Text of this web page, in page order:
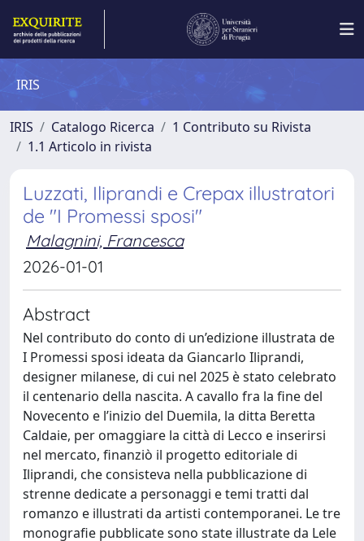
IRIS
IRIS Catalogo Ricerca
1 Contributo su Rivista
1.1 Articolo in rivista
Luzzati, Iliprandi e Crepax illustratori
de "I Promessi sposi"
Malagnini, Francesca
2026-01-01
Abstract
Nel contributo do conto di un’edizione illustrata de
I Promessi sposi ideata da Giancarlo Iliprandi,
designer milanese, di cui nel 2025 è stato celebrato
il centenario della nascita. A cavallo fra la fine del
Novecento e l’inizio del Duemila, la ditta Beretta
Caldaie, per omaggiare la città di Lecco e inserirsi
nel mercato, finanziò il progetto editoriale di
Iliprandi, che consisteva nella pubblicazione di
strenne dedicate a personaggi e temi tratti dal
romanzo e illustrati da artisti contemporanei. Le tre
monografie pubblicate sono state illustrate da Lele